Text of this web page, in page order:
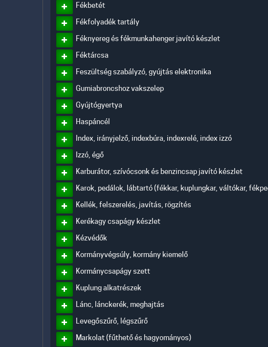
Fékbetét
Fékfolyadék tartály
Féknyereg és fékmunkahenger javító készlet
Féktárcsa
Feszültség szabályzó, gyújtás elektronika
Gumiabroncshoz vakszelep
Gyújtógyertya
Haspáncél
Index, irányjelző, indexbúra, indexrelé, index izzó
Izzó, égő
Karburátor, szívócsonk és benzincsap javító készlet
Karok, pedálok, lábtartó (fékkar, kuplungkar, váltókar,
Kellék, felszerelés, javítás, rögzítés
Kerékagy csapágy készlet
Kézvédők
Kormányvégsúly, kormány kiemelő
Kormánycsapágy szett
Kuplung alkatrészek
Lánc, lánckerék, meghajtás
Levegőszűrő, légszűrő
Markolat (fűthető és hagyományos)